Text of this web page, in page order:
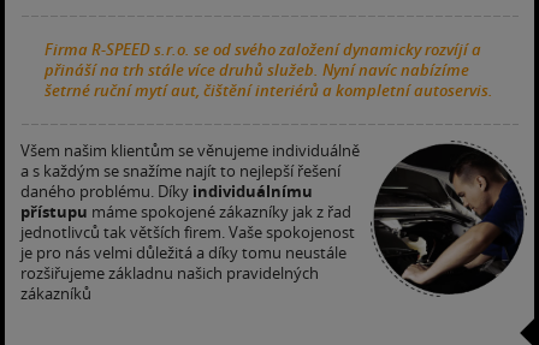
Firma R-SPEED s.r.o. se od svého založení dynamicky rozvíjí a
přináší na trh stále více druhů služeb. Nyní navíc nabízíme
šetrné ruční mytí aut, čištění interiérů a kompletní autoservis.
Všem našim klientům se věnujeme individuálně
a s každým se snažíme najít to nejlepší řešení
daného problému. Díky individuálnímu
přístupu máme spokojené zákazníky jak z řad
jednotlivců tak větších firem. Vaše spokojenost
je pro nás velmi důležitá a díky tomu neustále
rozšiřujeme základnu našich pravidelných
zákazníků